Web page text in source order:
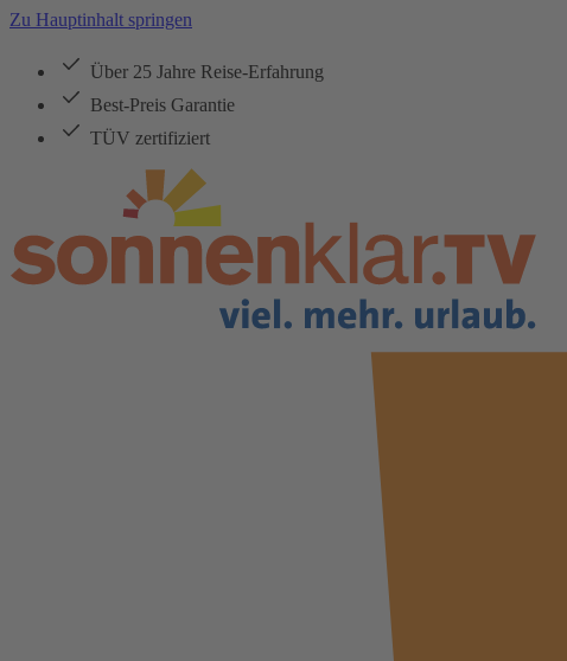
Zu Hauptinhalt springen
Über 25 Jahre Reise-Erfahrung
Best-Preis Garantie
TÜV zertifiziert